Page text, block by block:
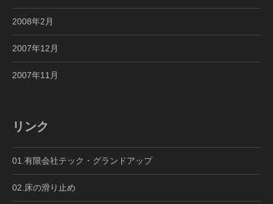
2008年2月
2007年12月
2007年11月
リンク
01.有限会社テック・グランドアップ
02.床の滑り止め